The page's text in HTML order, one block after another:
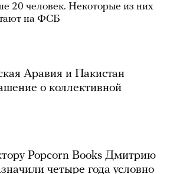
20 человек. Некоторые из них
на ФСБ
Аравия и Пакистан
о коллективной
Popcorn Books Дмитрию
четыре года условно